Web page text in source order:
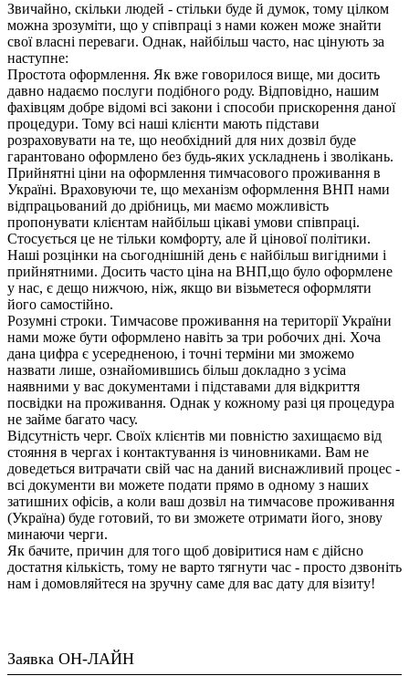
Звичайно, скільки людей - стільки буде й думок, тому цілком
можна зрозуміти, що у співпраці з нами кожен може знайти
свої власні переваги. Однак, найбільш часто, нас цінують за
наступне:
Простота оформлення. Як вже говорилося вище, ми досить
давно надаємо послуги подібного роду. Відповідно, нашим
фахівцям добре відомі всі закони і способи прискорення даної
процедури. Тому всі наші клієнти мають підстави
розраховувати на те, що необхідний для них дозвіл буде
гарантовано оформлено без будь-яких ускладнень і зволікань.
Прийнятні ціни на оформлення тимчасового проживання в
Україні. Враховуючи те, що механізм оформлення ВНП нами
відпрацьований до дрібниць, ми маємо можливість
пропонувати клієнтам найбільш цікаві умови співпраці.
Стосується це не тільки комфорту, але й цінової політики.
Наші розцінки на сьогоднішній день є найбільш вигідними і
прийнятними. Досить часто ціна на ВНП,що було оформлене
у нас, є дещо нижчою, ніж, якщо ви візьметеся оформляти
його самостійно.
Розумні строки. Тимчасове проживання на території України
нами може бути оформлено навіть за три робочих дні. Хоча
дана цифра є усередненою, і точні терміни ми зможемо
назвати лише, ознайомившись більш докладно з усіма
наявними у вас документами і підставами для відкриття
посвідки на проживання. Однак у кожному разі ця процедура
не займе багато часу.
Відсутність черг. Своїх клієнтів ми повністю захищаємо від
стояння в чергах і контактування із чиновниками. Вам не
доведеться витрачати свій час на даний виснажливий процес -
всі документи ви можете подати прямо в одному з наших
затишних офісів, а коли ваш дозвіл на тимчасове проживання
(Україна) буде готовий, то ви зможете отримати його, знову
минаючи черги.
Як бачите, причин для того щоб довіритися нам є дійсно
достатня кількість, тому не варто тягнути час - просто дзвоніть
нам і домовляйтеся на зручну саме для вас дату для візиту!
Заявка ОН-ЛАЙН